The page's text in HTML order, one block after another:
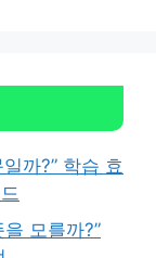
까?” 학습 효
모를까?”